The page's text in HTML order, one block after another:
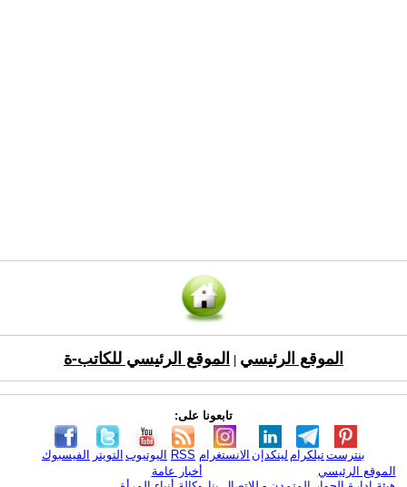
الموقع الرئيسي الموقع الرئيسي للكاتب-ة
تابعونا على:
الفيسبوك التويتر اليوتيوب RSS الانستغرام لينكدإن تيلكرامبنترست
الموقع الرئيسي
أخبار عامة